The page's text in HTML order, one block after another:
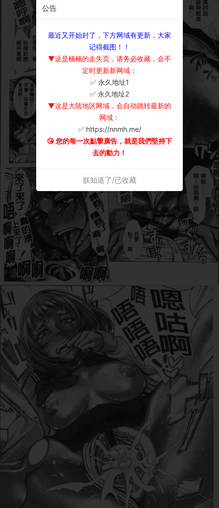
公告
最近又开始封了，下方网域有更新，大家
记得截图！！
▼这是楠楠的走失页，请务必收藏，会不
定时更新新网域：
✅ 永久地址1
✅ 永久地址2
▼这是大陆地区网域，会自动跳转最新的
网域：
✅ https://nnmh.me/
😘 您的每一次點擊廣告，就是我們堅持下
去的動力！
朕知道了/已收藏